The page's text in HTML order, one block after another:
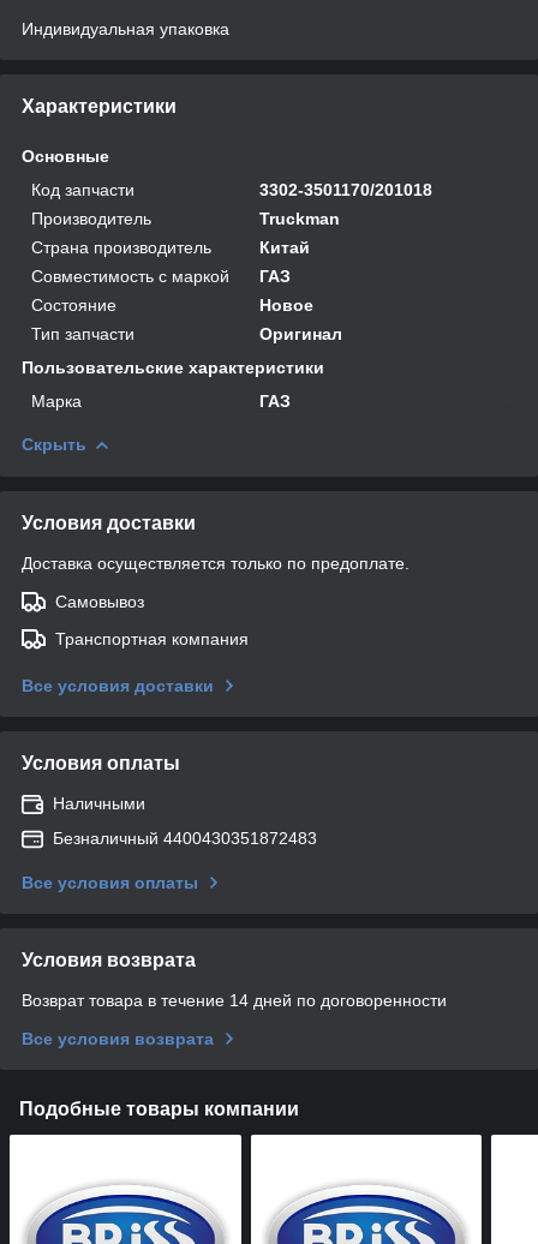
Индивидуальная упаковка
Характеристики
Основные
Код запчасти
3302-3501170/201018
Производитель
Truckman
Страна производитель
Китай
Совместимость с маркой
ГАЗ
Состояние
Новое
Тип запчасти
Оригинал
Пользовательские характеристики
Марка
ГАЗ
Скрыть
Условия доставки
Доставка осуществляется только по предоплате.
Самовывоз
Транспортная компания
Все условия доставки
Условия оплаты
Наличными
Безналичный 4400430351872483
Все условия оплаты
Условия возврата
Возврат товара в течение 14 дней по договоренности
Все условия возврата
Подобные товары компании